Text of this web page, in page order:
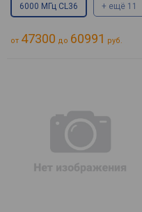
6000 МГц CL36 + ещё 11
от 47300 до 60991 руб.